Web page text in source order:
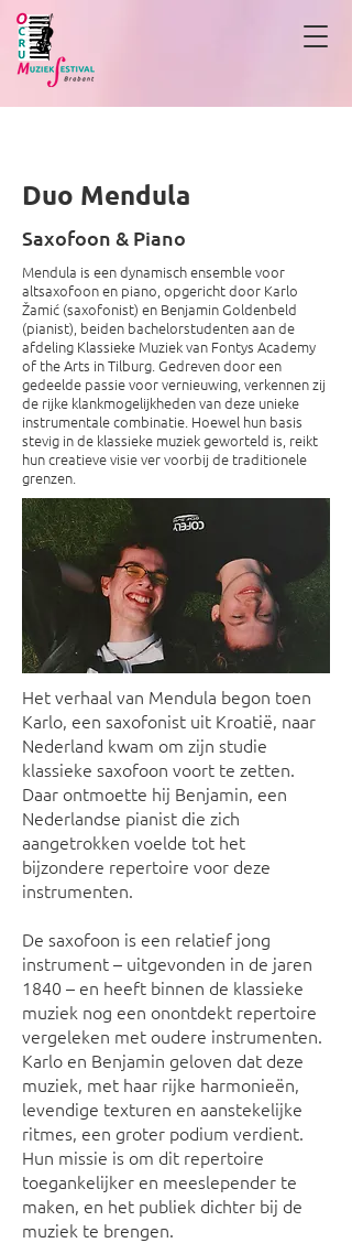
Duo Mendula
Saxofoon & Piano
Mendula is een dynamisch ensemble voor
altsaxofoon en piano, opgericht door Karlo
Žamić (saxofonist) en Benjamin Goldenbeld
(pianist), beiden bachelorstudenten aan de
afdeling Klassieke Muziek van Fontys Academy
of the Arts in Tilburg. Gedreven door een
gedeelde passie voor vernieuwing, verkennen zij
de rijke klankmogelijkheden van deze unieke
instrumentale combinatie. Hoewel hun basis
stevig in de klassieke muziek geworteld is, reikt
hun creatieve visie ver voorbij de traditionele
grenzen.
Het verhaal van Mendula begon toen
Karlo, een saxofonist uit Kroatië, naar
Nederland kwam om zijn studie
klassieke saxofoon voort te zetten.
Daar ontmoette hij Benjamin, een
Nederlandse pianist die zich
aangetrokken voelde tot het
bijzondere repertoire voor deze
instrumenten.
De saxofoon is een relatief jong
instrument – uitgevonden in de jaren
1840 – en heeft binnen de klassieke
muziek nog een onontdekt repertoire
vergeleken met oudere instrumenten.
Karlo en Benjamin geloven dat deze
muziek, met haar rijke harmonieën,
levendige texturen en aanstekelijke
ritmes, een groter podium verdient.
Hun missie is om dit repertoire
toegankelijker en meeslepender te
maken, en het publiek dichter bij de
muziek te brengen.